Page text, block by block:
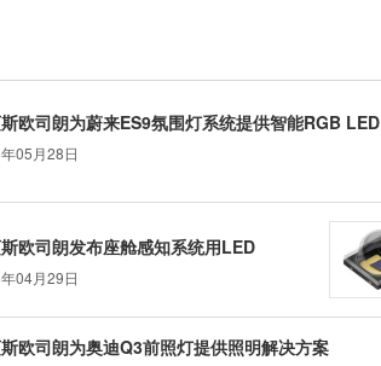
欧司朗为蔚来ES9氛围灯系统提供智能RGB LED
05月28日
欧司朗发布座舱感知系统用LED
04月29日
欧司朗为奥迪Q3前照灯提供照明解决方案